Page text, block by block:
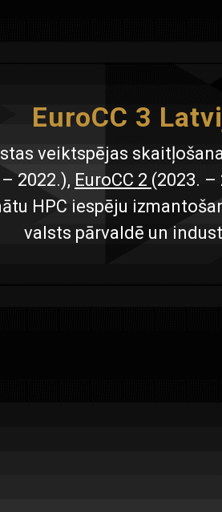
EuroCC 3
veiktspējas
2022.), EuroCC 2 (2023. –
HPC iespēju
valsts pārvaldē un